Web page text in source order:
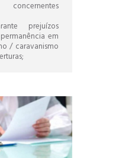
concernentes
prejuízos
em
/ caravanismo